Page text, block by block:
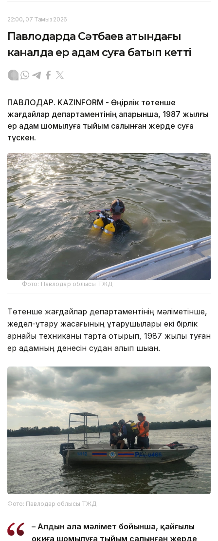
22:00, 07 Тамыз 2026
Павлодарда Сәтбаев атындағы
каналда ер адам суға батып кетті
ПАВЛОДАР. KAZINFORM - Өңірлік төтенше
жағдайлар департаментінің ақпарынша, 1987 жылғы
ер адам шомылуға тыйым салынған жерде суға
түскен.
Фото: Павлодар облысы ТЖД
Төтенше жағдайлар департаментінің мәліметінше,
жедел-құтқару жасағының құтқарушылары екі бірлік
арнайы техниканы тарта отырып, 1987 жылы туған
ер адамның денесін судан алып шыққан.
Фото: Павлодар облысы ТЖД
– Алдын ала мәлімет бойынша, қайғылы
оқиға шомылуға тыйым салынған жерде